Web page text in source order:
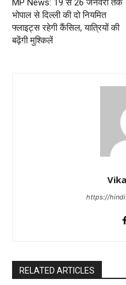
MP News: 19 से 26 जनवरी तक
भोपाल से दिल्ली की दो नियमित
फ्लाइट्स रहेगी कैंसिल, यात्रियों की
बढ़ेंगी मुश्किलें
https://
RELATED ARTICLES